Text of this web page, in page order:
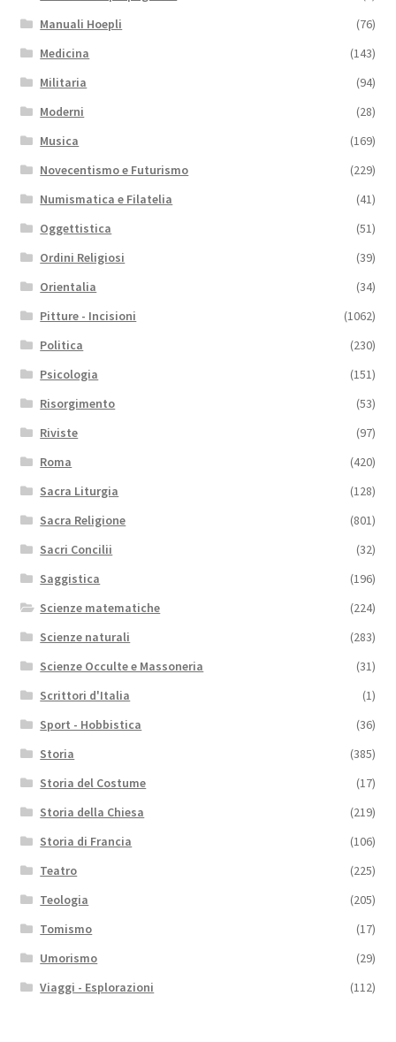
Manuali Hoepli
(76)
Medicina
(143)
Militaria
(94)
Moderni
(28)
Musica
(169)
Novecentismo e Futurismo
(229)
Numismatica e Filatelia
(41)
Oggettistica
(51)
Ordini Religiosi
(39)
Orientalia
(34)
Pitture - Incisioni
(1062)
Politica
(230)
Psicologia
(151)
Risorgimento
(53)
Riviste
(97)
Roma
(420)
Sacra Liturgia
(128)
Sacra Religione
(801)
Sacri Concilii
(32)
Saggistica
(196)
Scienze matematiche
(224)
Scienze naturali
(283)
Scienze Occulte e Massoneria
(31)
Scrittori d'Italia
(1)
Sport - Hobbistica
(36)
Storia
(385)
Storia del Costume
(17)
Storia della Chiesa
(219)
Storia di Francia
(106)
Teatro
(225)
Teologia
(205)
Tomismo
(17)
Umorismo
(29)
Viaggi - Esplorazioni
(112)